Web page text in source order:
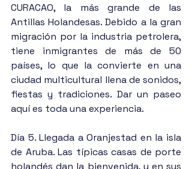
CURACAO, la más grande de las
Antillas Holandesas. Debido a la gran
migración por la industria petrolera,
tiene inmigrantes de más de 50
países, lo que la convierte en una
ciudad multicultural llena de sonidos,
fiestas y tradiciones. Dar un paseo
aquí es toda una experiencia.
Día 5. Llegada a Oranjestad en la isla
de Aruba. Las típicas casas de porte
holandés dan la bienvenida, y en sus